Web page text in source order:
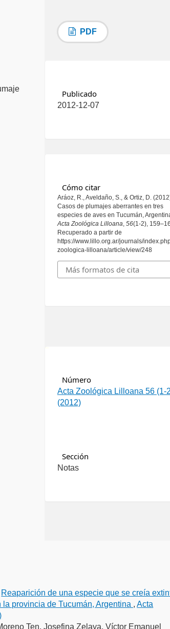
PDF
Publicado
2012-12-07
Cómo citar
Aráoz, R., Aveldaño, S., & Ortiz, D.
Casos de plumajes aberrantes en tres
especies de aves en Tucumán,
Acta Zoológica Lilloana, 56(1-2),
Recuperado a partir de
https://www.lillo.org.ar/journals/
zoologica-lilloana/article/view/248
Más formatos de cita
Número
Acta Zoológica Lilloana 56 (1-
(2012)
Sección
Notas
Reaparición de una especie que se creía
provincia de Tucumán, Argentina ,Acta
Ten, Josefina Zelaya, Víctor Emanuel